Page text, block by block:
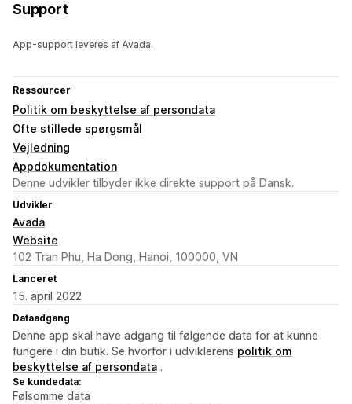
Support
App-support leveres af Avada.
Ressourcer
Politik om beskyttelse af persondata
Ofte stillede spørgsmål
Vejledning
Appdokumentation
Denne udvikler tilbyder ikke direkte support på Dansk.
Udvikler
Avada
Website
102 Tran Phu, Ha Dong, Hanoi, 100000, VN
Lanceret
15. april 2022
Dataadgang
Denne app skal have adgang til følgende data for at kunne
fungere i din butik. Se hvorfor i udviklerens politik om
beskyttelse af persondata .
Se kundedata:
Følsomme data